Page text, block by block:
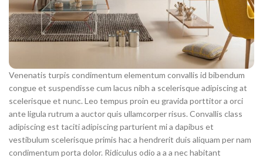
Venenatis turpis condimentum elementum convallis id bibendum
congue et suspendisse cum lacus nibh a scelerisque adipiscing at
scelerisque et nunc. Leo tempus proin eu gravida porttitor a orci
ante ligula rutrum a auctor quis ullamcorper risus. Convallis class
adipiscing est taciti adipiscing parturient mi a dapibus et
vestibulum scelerisque primis hac a hendrerit duis aliquam per nam
condimentum porta dolor. Ridiculus odio a a a nec habitant